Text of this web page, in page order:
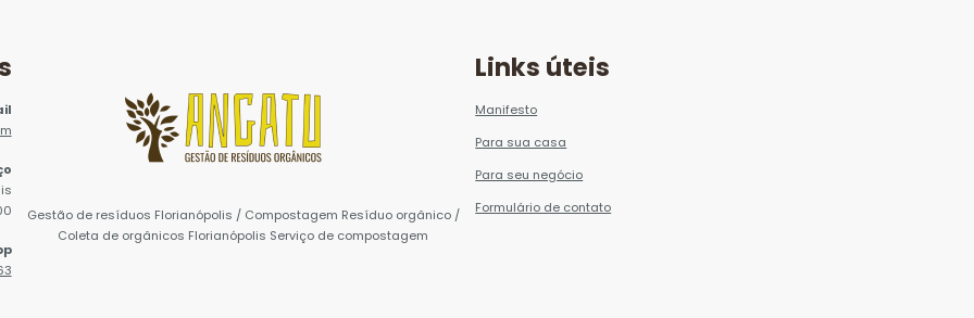
Gestão de resíduos Florianópolis / Compostagem Resíduo orgânico /
Coleta de orgânicos Florianópolis Serviço de compostagem
Links úteis
Manifesto
Para sua casa
Para seu negócio
Formulário de contato